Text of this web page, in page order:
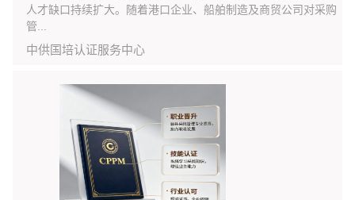
人才缺口持续扩大。随着港口企业、船舶制造及商贸公司对采购
管...
中供国培认证服务中心